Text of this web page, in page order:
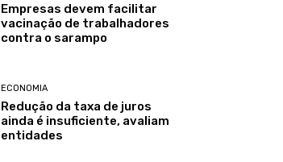
Empresas devem facilitar
vacinação de trabalhadores
contra o sarampo
ECONOMIA
Redução da taxa de juros
ainda é insuficiente, avaliam
entidades